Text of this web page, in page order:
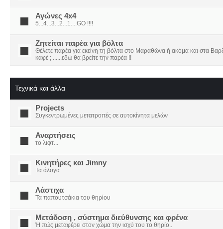
Αγώνες 4x4
5...4...3...2...1....GO !!!!
Ζητείται παρέα για βόλτα
Θέλετε παρέα για εκείνη τη βόλτα στο Μαραθώνα ή ακόμα και στα
καφέ ; ......εδώ θα βρείτε την παρέα !!
Τεχνικά και άλλα
Projects
Συγκεντρωμένες μετατροπές σε αυτοκίνητα μελών
Αναρτήσεις
το λιφτ...
Κινητήρες και Jimny
Τα άλογα...
Λάστιχα
Τα παπουτσάκια του θηρίου
Μετάδοση , σύστημα διεύθυνσης και φρένα
Ή πώς μεταφέρει στον χώμα την ισχύ του το θηρίο..